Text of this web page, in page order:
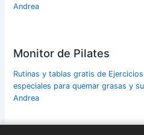
Andrea
Monitor de Pilates
Rutinas y tablas gratis de
especiales para quemar grasas y
Andrea